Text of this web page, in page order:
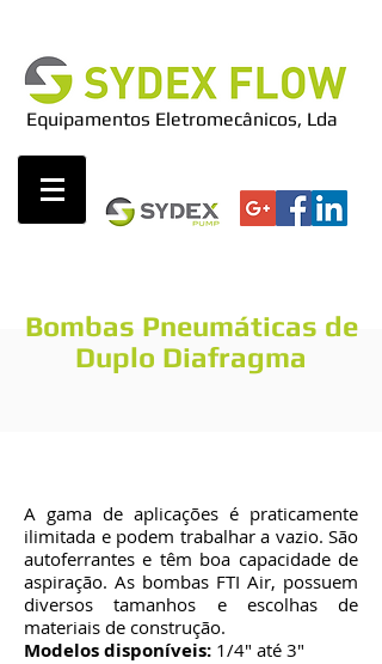
Equipamentos Eletromecânicos, Lda
Bombas Pneumáticas de
Duplo Diafragma
A gama de aplicações é praticamente
ilimitada e podem trabalhar a vazio. São
autoferrantes e têm boa capacidade de
aspiração. As bombas FTI Air, possuem
diversos tamanhos e escolhas de
materiais de construção.
Modelos disponíveis: 1/4" até 3"